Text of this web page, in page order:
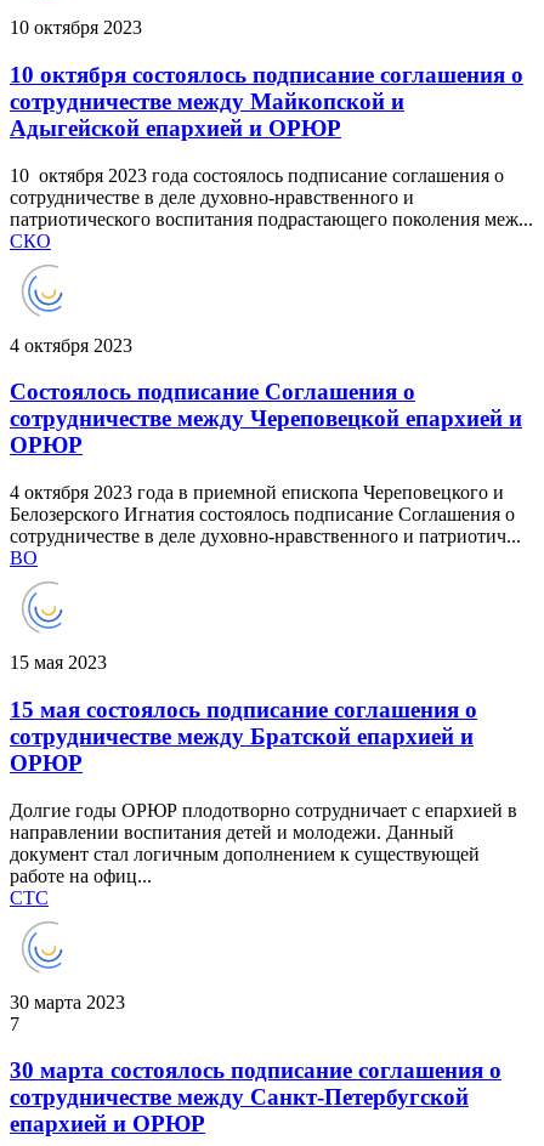
10 октября 2023
10 октября состоялось подписание соглашения о
сотрудничестве между Майкопской и
Адыгейской епархией и ОРЮР
10 октября 2023 года состоялось подписание соглашения о
сотрудничестве в деле духовно-нравственного и
патриотического воспитания подрастающего поколения меж...
СКО
4 октября 2023
Состоялось подписание Соглашения о
сотрудничестве между Череповецкой епархией и
ОРЮР
4 октября 2023 года в приемной епископа Череповецкого и
Белозерского Игнатия состоялось подписание Соглашения о
сотрудничестве в деле духовно-нравственного и патриотич...
ВО
15 мая 2023
15 мая состоялось подписание соглашения о
сотрудничестве между Братской епархией и
ОРЮР
Долгие годы ОРЮР плодотворно сотрудничает с епархией в
направлении воспитания детей и молодежи. Данный
документ стал логичным дополнением к существующей
работе на офиц...
СТС
30 марта 2023
7
30 марта состоялось подписание соглашения о
сотрудничестве между Санкт-Петербугской
епархией и ОРЮР